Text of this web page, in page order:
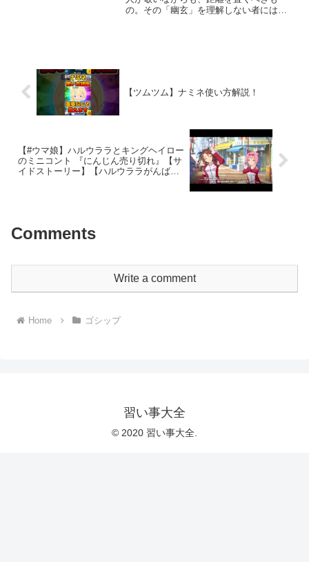
の。その「幽玄」を理解しない者には、
【ツムツム】ナミネ使い方解説！
【#ウマ娘】ハルウララとキングヘイロー
のミニコント 『にんじん売り切れ』【サ
イドストーリー】【ハルウララがんば
Comments
Write a comment
Home ゴシップ
習い事大全
© 2020 習い事大全.